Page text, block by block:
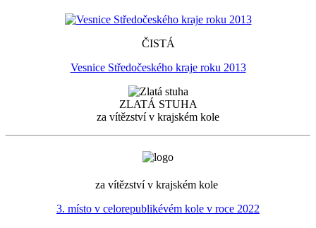
ČISTÁ
Vesnice Středočeského kraje roku 2013
ZLATÁ STUHA
za vítězství v krajském kole
za vítězství v krajském kole
3. místo v celorepublikévém kole v roce 2022